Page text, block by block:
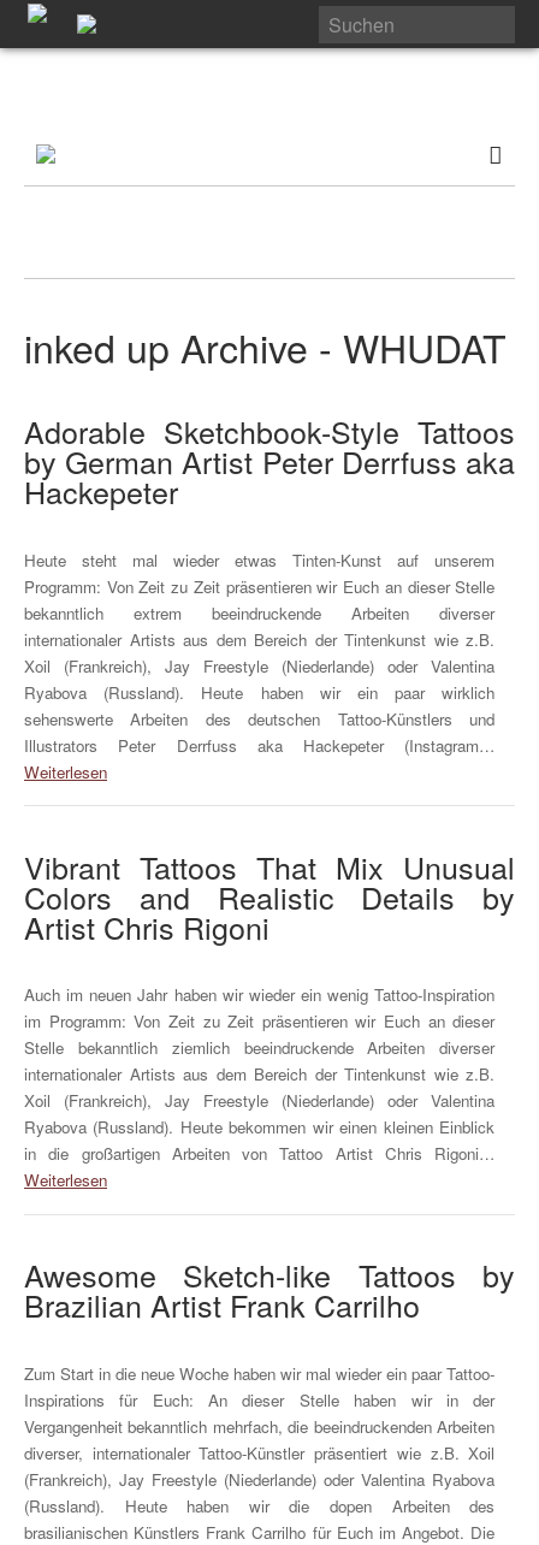
inked up Archive - WHUDAT
Adorable Sketchbook-Style Tattoos
by German Artist Peter Derrfuss aka
Hackepeter
Heute steht mal wieder etwas Tinten-Kunst auf unserem
Programm: Von Zeit zu Zeit präsentieren wir Euch an dieser Stelle
bekanntlich extrem beeindruckende Arbeiten diverser
internationaler Artists aus dem Bereich der Tintenkunst wie z.B.
Xoil (Frankreich), Jay Freestyle (Niederlande) oder Valentina
Ryabova (Russland). Heute haben wir ein paar wirklich
sehenswerte Arbeiten des deutschen Tattoo-Künstlers und
Illustrators Peter Derrfuss aka Hackepeter (Instagram…
Weiterlesen
Vibrant Tattoos That Mix Unusual
Colors and Realistic Details by
Artist Chris Rigoni
Auch im neuen Jahr haben wir wieder ein wenig Tattoo-Inspiration
im Programm: Von Zeit zu Zeit präsentieren wir Euch an dieser
Stelle bekanntlich ziemlich beeindruckende Arbeiten diverser
internationaler Artists aus dem Bereich der Tintenkunst wie z.B.
Xoil (Frankreich), Jay Freestyle (Niederlande) oder Valentina
Ryabova (Russland). Heute bekommen wir einen kleinen Einblick
in die großartigen Arbeiten von Tattoo Artist Chris Rigoni…
Weiterlesen
Awesome Sketch-like Tattoos by
Brazilian Artist Frank Carrilho
Zum Start in die neue Woche haben wir mal wieder ein paar Tattoo-
Inspirations für Euch: An dieser Stelle haben wir in der
Vergangenheit bekanntlich mehrfach, die beeindruckenden Arbeiten
diverser, internationaler Tattoo-Künstler präsentiert wie z.B. Xoil
(Frankreich), Jay Freestyle (Niederlande) oder Valentina Ryabova
(Russland). Heute haben wir die dopen Arbeiten des
brasilianischen Künstlers Frank Carrilho für Euch im Angebot. Die